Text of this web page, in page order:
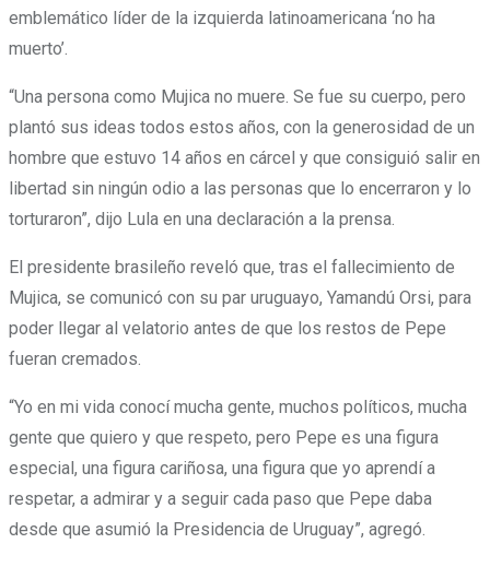
emblemático líder de la izquierda latinoamericana ‘no ha
muerto’.
“Una persona como Mujica no muere. Se fue su cuerpo, pero
plantó sus ideas todos estos años, con la generosidad de un
hombre que estuvo 14 años en cárcel y que consiguió salir en
libertad sin ningún odio a las personas que lo encerraron y lo
torturaron”, dijo Lula en una declaración a la prensa.
El presidente brasileño reveló que, tras el fallecimiento de
Mujica, se comunicó con su par uruguayo, Yamandú Orsi, para
poder llegar al velatorio antes de que los restos de Pepe
fueran cremados.
“Yo en mi vida conocí mucha gente, muchos políticos, mucha
gente que quiero y que respeto, pero Pepe es una figura
especial, una figura cariñosa, una figura que yo aprendí a
respetar, a admirar y a seguir cada paso que Pepe daba
desde que asumió la Presidencia de Uruguay”, agregó.